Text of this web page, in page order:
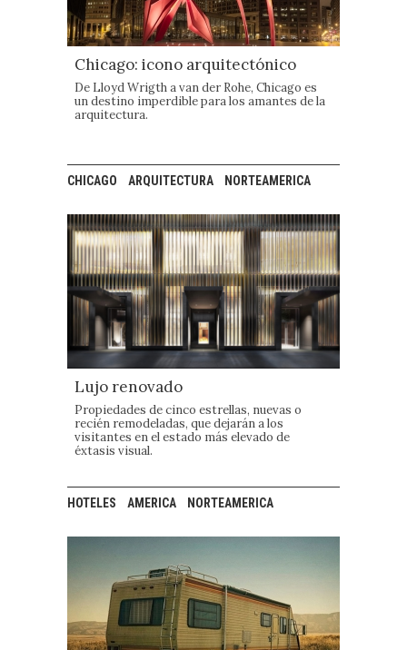
Chicago: icono arquitectónico
De Lloyd Wrigth a van der Rohe, Chicago es
un destino imperdible para los amantes de la
arquitectura.
CHICAGO ARQUITECTURA NORTEAMERICA
Lujo renovado
Propiedades de cinco estrellas, nuevas o
recién remodeladas, que dejarán a los
visitantes en el estado más elevado de
éxtasis visual.
HOTELES AMERICA NORTEAMERICA